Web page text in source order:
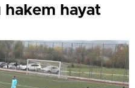
hakem hayat